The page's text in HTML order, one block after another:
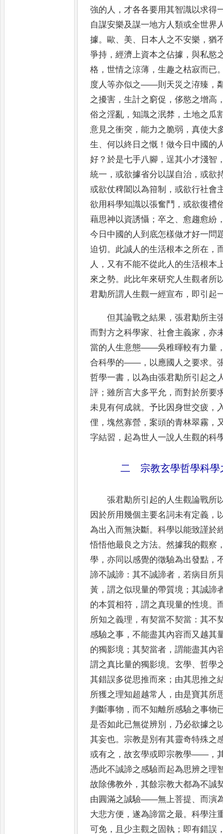
強的人 ， 才各各要用其智識以求得
自謀安樂及謀一地方人類或全世界
據。歐、 美、 日本人之不安樂 ，猶
爭持 ，經濟上資本之佔據 ，與私慾
格 ，世情之涼薄 ，生趣之枯寂而已
度人等亦似之——則天災之洊臻 ，
之擾害 ，生計之窮促 ，侈慾之增高
俗之淫亂 ，知識之泯棼 ， 土地之瓜
意見之衝突 ，能力之脆弱 ，真使大
生 、何以終日之慨 ！做今日中國的
好 ？於是七手八腳 ，逞其小才淺智
統一 ，或欲據省分以謀自治 ，或欲
或欲仗稗闔以為箝制 ，或欲行社會
欲用科學知識以張奮鬥 ，或欲復禮
藉思神以資誘懾 ；卒之 、愈趨愈紛
今日中國的人到底怎樣做才好一問
迫切 。 此誠人的生活根本之所在 ，
人 ， 又有不能不從此人的生活根本
來之勢。 此比年來研究人生觀者所
君勱所謂人生觀一經宣布 ， 即引起
但其論戰之結果 ，張君勱所主
而對方之科學家、社會主義家 ，亦
當的人生意態——吳稚暉較有力量
合科學的——， 以應國人之要求。
哲學一書 ， 以為由張君勱所引起之
評 ；雖所言大多平允 ，而對於所要
未見有何成就。予比因身世交疲 ，
俚 ，塊然寡營 ，案頭的青林翠霧 ，
字結習 ， 起為世人一說人生觀的科
二 宗教玄學哲學科學
張君勱所引起的人生觀論戰所
因於所用幾個主要名詞未有定義 ，
為出入而無決斷。科學以能致謹於
悟悟他最良 之方法。然據我的觀察
學 ，亦同以感覺的徵驗為出發點 ，
諦不誠諦 ：其不誠諦者 ，若病目所
黃 ，謂之似現量的帶質境 ；其誠諦
的本質相符 ，謂之真現量的性境。
所知之義理 ，有契當不契當 ：其不
感驗之事 ，不能盡其內容而又越其
的獨影境 ；其契當者 ，謂能盡其內
謂之真比量的獨影境。玄學、哲學
其錯誤多從思推而來 ； 由其思推之
所獲之理知超越常人 ， 由是寶其所
判斷事物 ， 而不知離所感驗之事物
是否如此已無從辨別 ， 乃必欲據之
其妄也。宗教是別有其靈奇特殊之
或有之 ，故玄學或即宗教學——，
憑此不誠諦之感驗而起為思辨之理
故除佛教外 ，其餘宗教大都為不誠
由圓滿之誠驗——無上菩提、 而演
大悲方便 ，遂為諦當之最。科學注
可免 ， 且少主觀之固執 ； 即有錯誤